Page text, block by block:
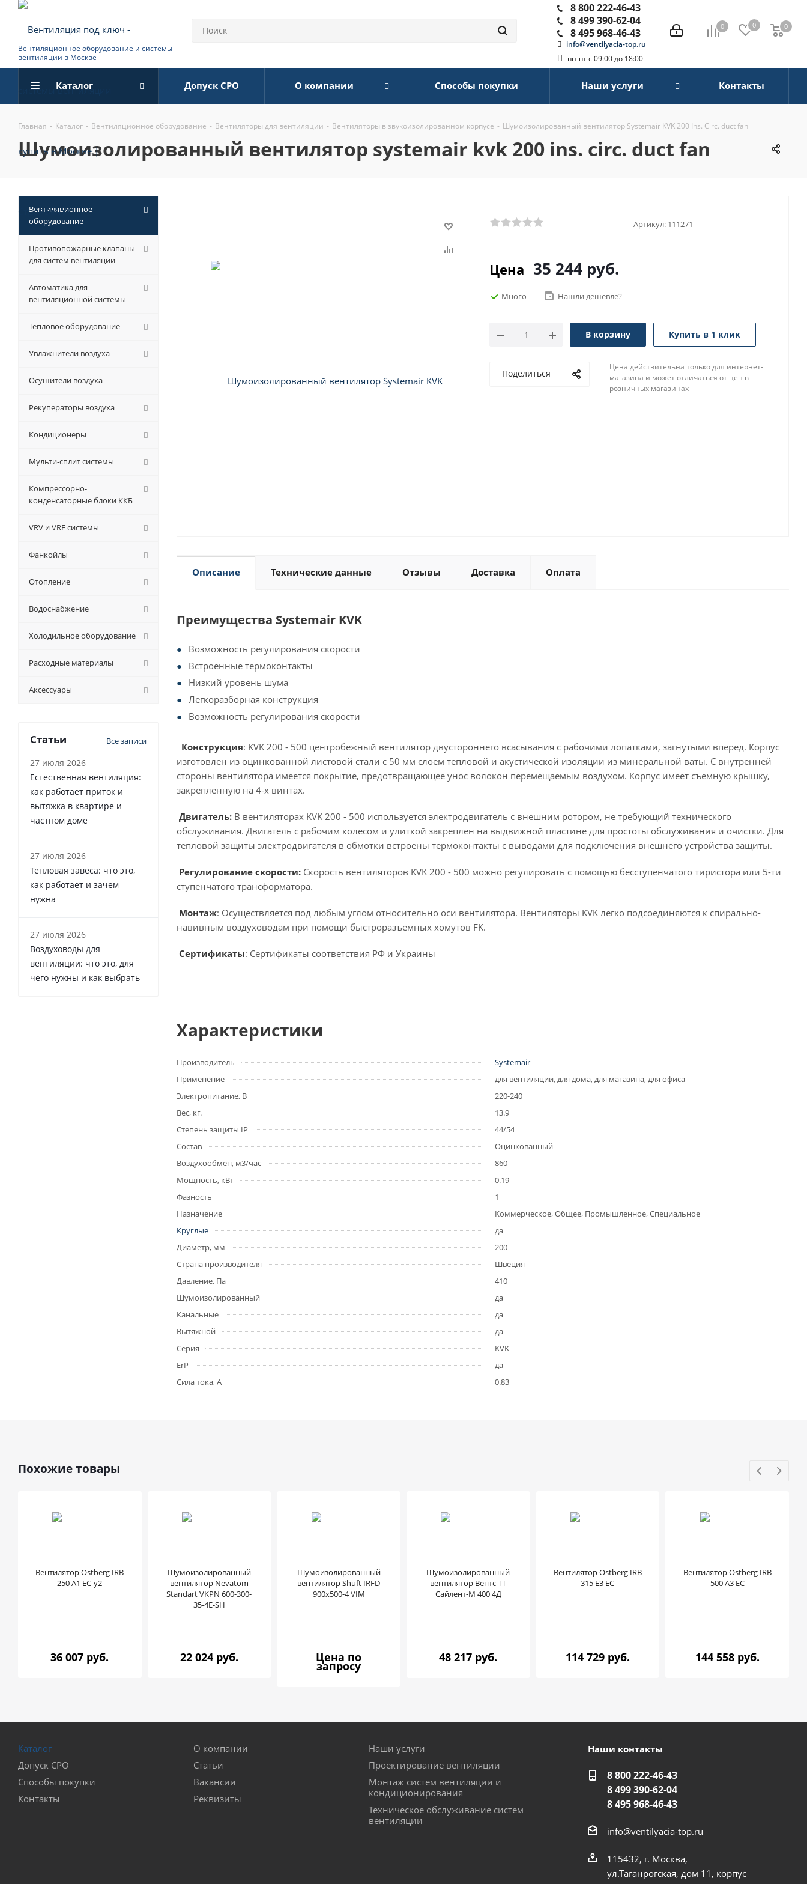
Вентиляционное оборудование и системы
вентиляции в Москве
0 0 0
0
8 800 222-46-43
8 499 390-62-04
8 495 968-46-43
info@ventilyacia-top.ru
пн-пт с 09:00 до 18:00
Каталог Допуск СРО О компании Способы покупки Наши услуги Контакты
Главная - Каталог - Вентиляционное оборудование - Вентиляторы для вентиляции - Вентиляторы в звукоизолированном корпусе - Шумоизолированный вентилятор Systemair KVK 200 Ins. Circ. duct fan
шумоизолированный вентилятор systemair kvk 200 ins. circ. duct fan
Артикул: 111271
Цена 35 244 руб.
Много Нашли дешевле?
В корзину Купить в 1 клик
Поделиться
Цена действительна только для интернет-
магазина и может отличаться от цен в
розничных магазинах
Описание Технические данные Отзывы Доставка Оплата
Преимущества Systemair KVK
Возможность регулирования скорости
Встроенные термоконтакты
Низкий уровень шума
Легкоразборная конструкция
Возможность регулирования скорости
Конструкция: KVK 200 - 500 центробежный вентилятор двустороннего всасывания с рабочими лопатками, загнутыми вперед. Корпус
изготовлен из оцинкованной листовой стали с 50 мм слоем тепловой и акустической изоляции из минеральной ваты. С внутренней
стороны вентилятора имеется покрытие, предотвращающее унос волокон перемещаемым воздухом. Корпус имеет съемную крышку,
закрепленную на 4-х винтах.
Двигатель: В вентиляторах KVK 200 - 500 используется электродвигатель с внешним ротором, не требующий технического
обслуживания. Двигатель с рабочим колесом и улиткой закреплен на выдвижной пластине для простоты обслуживания и очистки. Для
тепловой защиты электродвигателя в обмотки встроены термоконтакты с выводами для подключения внешнего устройства защиты.
Регулирование скорости: Скорость вентиляторов KVK 200 - 500 можно регулировать с помощью бесступенчатого тиристора или 5-ти
ступенчатого трансформатора.
Монтаж: Осуществляется под любым углом относительно оси вентилятора. Вентиляторы KVK легко подсоединяются к спирально-
навивным воздуховодам при помощи быстроразъемных хомутов FK.
Сертификаты: Сертификаты соответствия РФ и Украины
Характеристики
Производитель
Systemair
Применение
для вентиляции, для дома, для магазина, для офиса
Электропитание, В
220-240
Вес, кг.
13.9
Степень защиты IP
44/54
Состав
Оцинкованный
Воздухообмен, м3/час
860
Мощность, кВт
0.19
Фазность
1
Назначение
Коммерческое, Общее, Промышленное, Специальное
Круглые
да
Диаметр, мм
200
Страна производителя
Швеция
Давление, Па
410
Шумоизолированный
да
Канальные
да
Вытяжной
да
Серия
KVK
ErP
да
Сила тока, А
0.83
Вентиляционное
оборудование
Противопожарные клапаны
для систем вентиляции
Автоматика для
вентиляционной системы
Тепловое оборудование
Увлажнители воздуха
Осушители воздуха
Рекуператоры воздуха
Кондиционеры
Мульти-сплит системы
Компрессорно-
конденсаторные блоки ККБ
VRV и VRF системы
Фанкойлы
Отопление
Водоснабжение
Холодильное оборудование
Расходные материалы
Аксессуары
Статьи Все записи
27 июля 2026
Естественная вентиляция:
как работает приток и
вытяжка в квартире и
частном доме
27 июля 2026
Тепловая завеса: что это,
как работает и зачем
нужна
27 июля 2026
Воздуховоды для
вентиляции: что это, для
чего нужны и как выбрать
Похожие товары
Вентилятор Ostberg IRB
250 A1 EC-y2
36 007 руб.
Шумоизолированный
вентилятор Nevatom
Standart VKPN 600-300-
35-4E-SH
22 024 руб.
Шумоизолированный
вентилятор Shuft IRFD
900x500-4 VIM
Цена по
запросу
Шумоизолированный
вентилятор Вентс ТТ
Сайлент-М 400 4Д
48 217 руб.
Вентилятор Ostberg IRB
315 E3 EC
114 729 руб.
Вентилятор Ostberg IRB
500 A3 EC
144 558 руб.
Каталог
Допуск СРО
Способы покупки
Контакты
О компании
Статьи
Вакансии
Реквизиты
Наши услуги
Проектирование вентиляции
Монтаж систем вентиляции и
кондиционирования
Техническое обслуживание систем
вентиляции
Наши контакты
8 800 222-46-43
8 499 390-62-04
8 495 968-46-43
info@ventilyacia-top.ru
115432, г. Москва,
ул.Таганрогская, дом 11, корпус